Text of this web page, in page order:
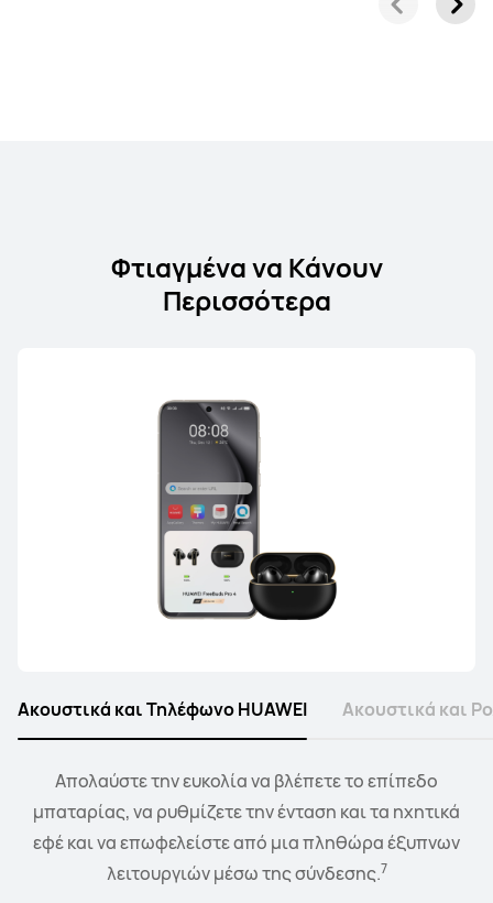
FreeArc Series
Μάθε Περισσότερα
Φτιαγμένα να Κάνουν
Περισσότερα
Απολαύστε την ευκολία να βλέπετε το επίπεδο
μπαταρίας, να ρυθμίζετε την ένταση και τα ηχητικά
εφέ και να επωφελείστε από μια πληθώρα έξυπνων
λειτουργιών μέσω της σύνδεσης.7
Συνδέστε το ρολόι σας με τα ακουστικά ή τα ηχεία σας
και ελέγξτε την αναπαραγωγή και την ένταση
απευθείας από τον καρπό σας.8
Ακουστικά και Τηλέφωνο HUAWEI Ακουστικά και